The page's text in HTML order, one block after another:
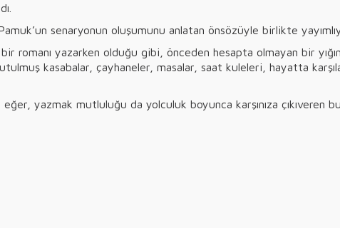
senaryonun oluşumunu anlatan önsözüyle birlikte
romanı yazarken olduğu gibi, önceden hesapta olmayan bir
kasabalar, çayhaneler, masalar, saat kuleleri, hayatta
yazmak mutluluğu da yolculuk boyunca karşınıza çıkıveren